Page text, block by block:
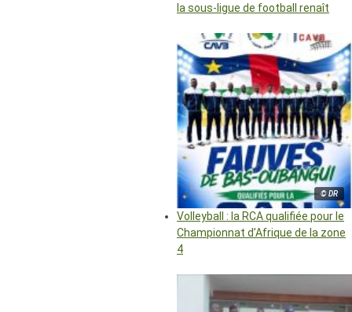
la sous-ligue de football renaît
© DR
Volleyball : la RCA qualifiée pour le
Championnat d’Afrique de la zone
4